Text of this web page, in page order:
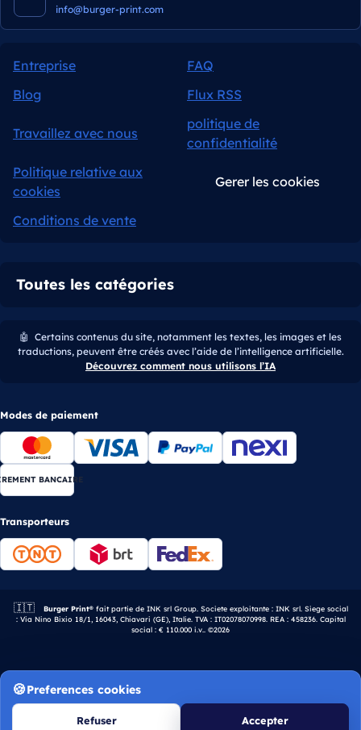
info@burger-print.com
Entreprise
FAQ
Blog
Flux RSS
Travaillez avec nous
politique de
confidentialité
Politique relative aux
cookies
Gerer les cookies
Conditions de vente
Toutes les catégories
🤖 Certains contenus du site, notamment les textes, les images et les
traductions, peuvent être créés avec l’aide de l’intelligence artificielle.
Découvrez comment nous utilisons l’IA
Modes de paiement
BANCAIRE
Transporteurs
🇮🇹 Entreprise italienne.
Burger Print®fait partie de INK srl Group. Societe exploitante : INK srl. Siege social
: Via Nino Bixio 18/1, 16043, Chiavari (GE), Italie. TVA : IT02078070998. REA : 458236. Capital
social : € 110.000 i.v.. ©2026
Preferences cookies
Refuser Accepter